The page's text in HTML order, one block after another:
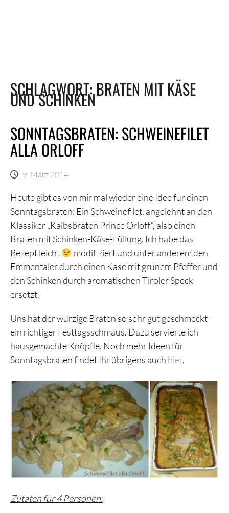
SCHLAGWORT:BRATEN MIT KÄSE
UND SCHINKEN
SONNTAGSBRATEN: SCHWEINEFILET
ALLA ORLOFF
9. März 2014
Heute gibt es von mir mal wieder eine Idee für einen
Sonntagsbraten: Ein Schweinefilet, angelehnt an den
Klassiker „Kalbsbraten Prince Orloff“, also einen
Braten mit Schinken-Käse-Füllung. Ich habe das
Rezept leicht
modifiziert und unter anderem den
Emmentaler durch einen Käse mit grünem Pfeffer und
den Schinken durch aromatischen Tiroler Speck
ersetzt.
Uns hat der würzige Braten so sehr gut geschmeckt-
ein richtiger Festtagsschmaus. Dazu servierte ich
hausgemachte Knöpfle. Noch mehr Ideen für
Sonntagsbraten findet Ihr übrigens auch hier.
Zutaten für 4 Personen: